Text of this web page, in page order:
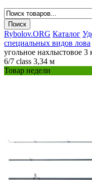
Rybolov.ORG Каталог
специальных видов лова
угольное нахлыстовое 3
6/7 class 3,34 м
Товар недели